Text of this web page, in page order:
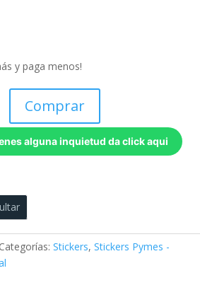
y paga menos!
Comprar
alguna inquietud da click aqui
Categorías:Stickers,Stickers Pymes -